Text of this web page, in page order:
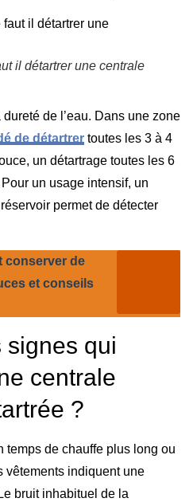
il détartrer une centrale
de l’eau. Dans une zone
de détartrer toutes les 3 à 4
un détartrage toutes les 6
un usage intensif, un
permet de détecter
conserver de
et conseils
signes qui
centrale
?
temps de chauffe plus long ou
vêtements indiquent une
bruit inhabituel de la